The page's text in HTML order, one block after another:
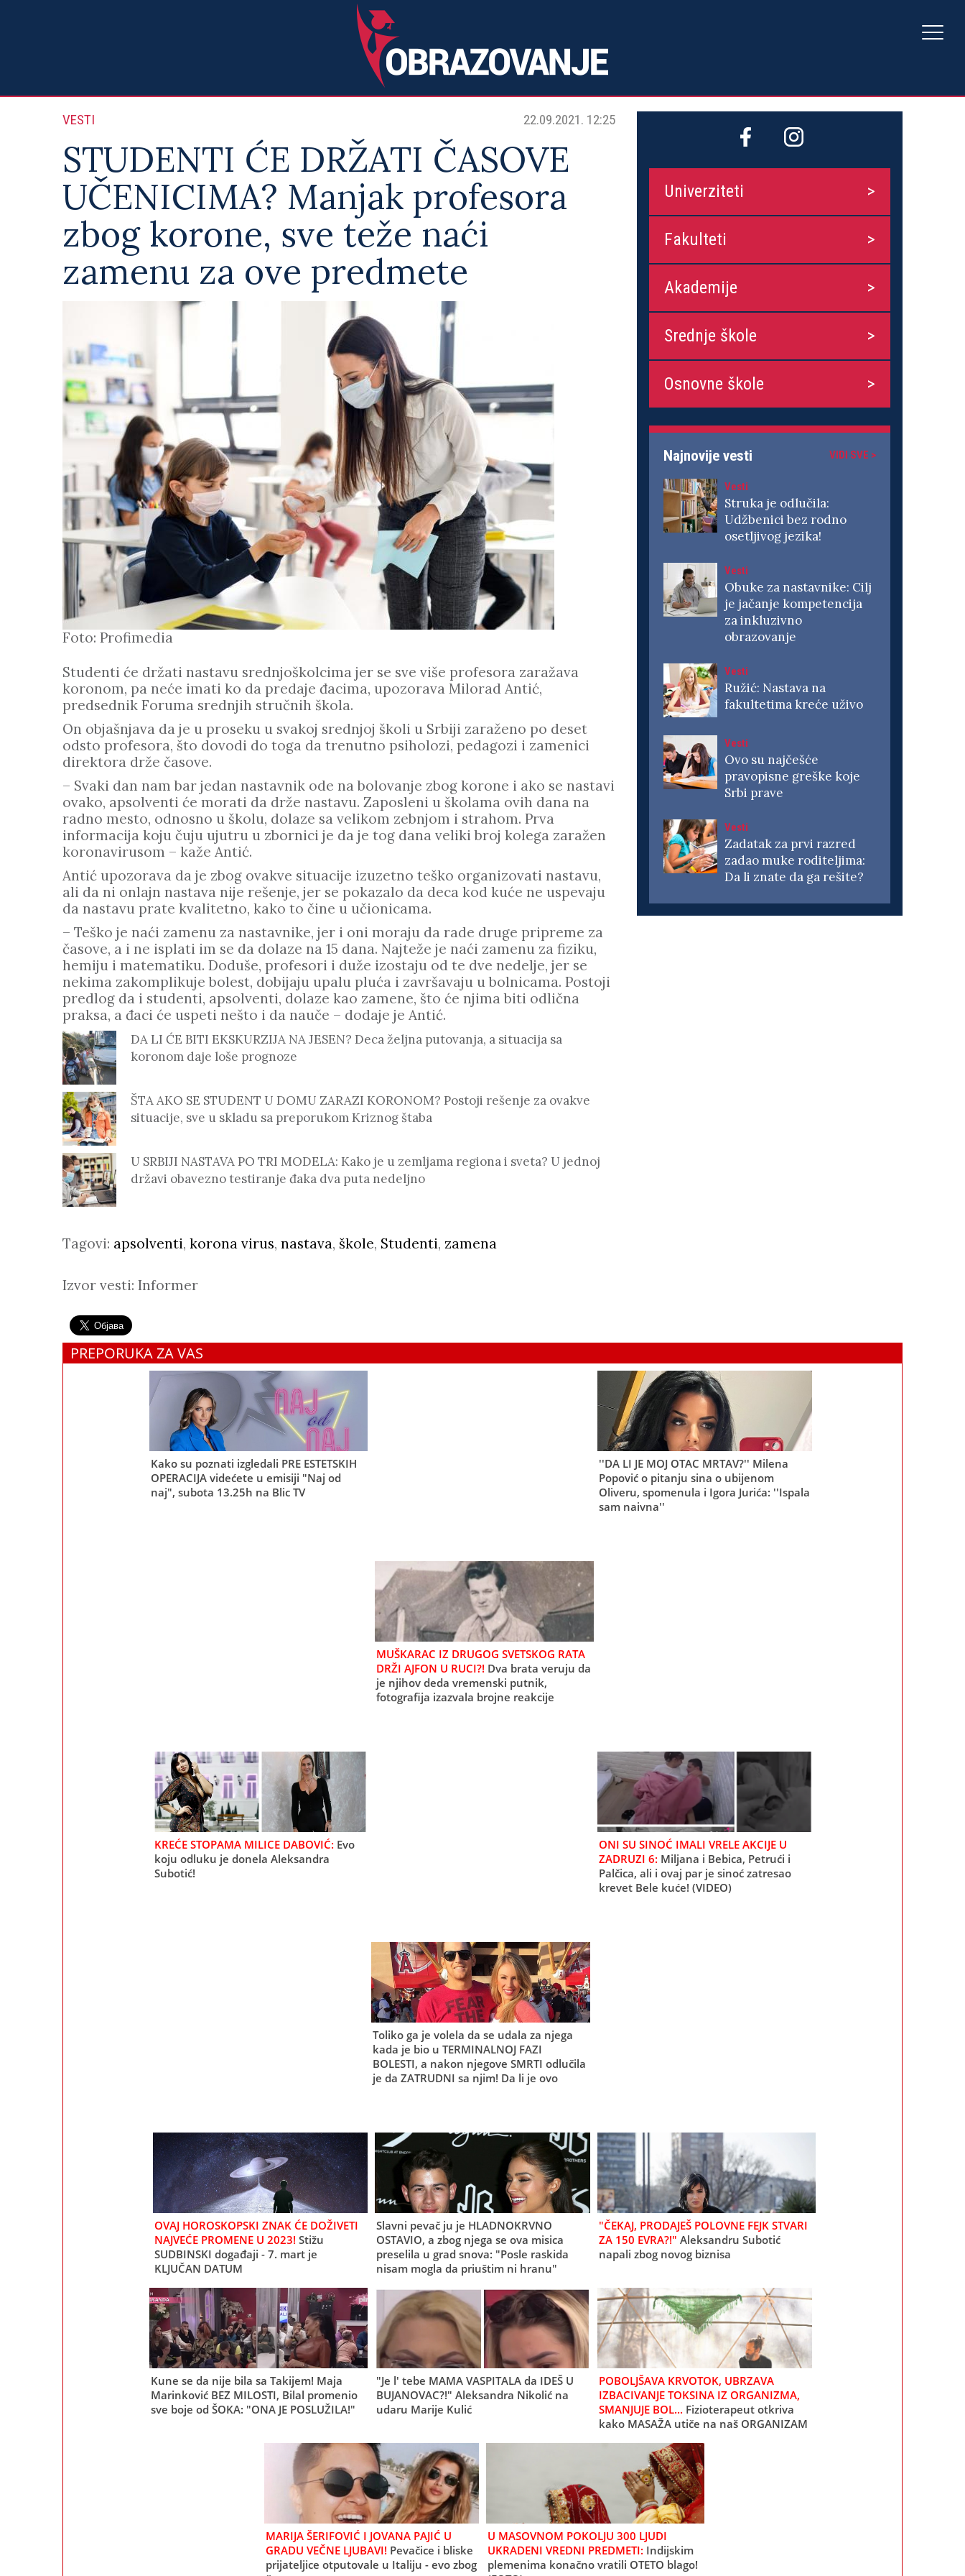
VESTI 22.09.2021. 12:25
STUDENTI ĆE DRŽATI ČASOVE
UČENICIMA? Manjak profesora
zbog korone, sve teže naći
zamenu za ove predmete
Foto: Profimedia
Studenti će držati nastavu srednjoškolcima jer se sve više profesora zaražava
koronom, pa neće imati ko da predaje đacima, upozorava Milorad Antić,
predsednik Foruma srednjih stručnih škola.
On objašnjava da je u proseku u svakoj srednjoj školi u Srbiji zaraženo po deset
odsto profesora, što dovodi do toga da trenutno psiholozi, pedagozi i zamenici
direktora drže časove.
– Svaki dan nam bar jedan nastavnik ode na bolovanje zbog korone i ako se nastavi
ovako, apsolventi će morati da drže nastavu. Zaposleni u školama ovih dana na
radno mesto, odnosno u školu, dolaze sa velikom zebnjom i strahom. Prva
informacija koju čuju ujutru u zbornici je da je tog dana veliki broj kolega zaražen
koronavirusom – kaže Antić.
Antić upozorava da je zbog ovakve situacije izuzetno teško organizovati nastavu,
ali da ni onlajn nastava nije rešenje, jer se pokazalo da deca kod kuće ne uspevaju
da nastavu prate kvalitetno, kako to čine u učionicama.
– Teško je naći zamenu za nastavnike, jer i oni moraju da rade druge pripreme za
časove, a i ne isplati im se da dolaze na 15 dana. Najteže je naći zamenu za fiziku,
hemiju i matematiku. Doduše, profesori i duže izostaju od te dve nedelje, jer se
nekima zakomplikuje bolest, dobijaju upalu pluća i završavaju u bolnicama. Postoji
predlog da i studenti, apsolventi, dolaze kao zamene, što će njima biti odlična
praksa, a đaci će uspeti nešto i da nauče – dodaje je Antić.
DA LI ĆE BITI EKSKURZIJA NA JESEN? Deca željna putovanja, a situacija sa
koronom daje loše prognoze
ŠTA AKO SE STUDENT U DOMU ZARAZI KORONOM? Postoji rešenje za ovakve
situacije, sve u skladu sa preporukom Kriznog štaba
U SRBIJI NASTAVA PO TRI MODELA: Kako je u zemljama regiona i sveta? U jednoj
državi obavezno testiranje đaka dva puta nedeljno
Tagovi: apsolventi, korona virus, nastava, škole, Studenti, zamena
Izvor vesti: Informer
Univerziteti
Fakulteti
Akademije
Srednje škole
Osnovne škole
Najnovije vesti VIDI SVE >
Vesti
Struka je odlučila:
Udžbenici bez rodno
osetljivog jezika!
Vesti
Obuke za nastavnike: Cilj
je jačanje kompetencija
za inkluzivno
obrazovanje
Vesti
Ružić: Nastava na
fakultetima kreće uživo
Vesti
Ovo su najčešće
pravopisne greške koje
Srbi prave
Vesti
Zadatak za prvi razred
zadao muke roditeljima:
Da li znate da ga rešite?
PREPORUKA ZA VAS
Kako su poznati izgledali PRE ESTETSKIH
OPERACIJA videćete u emisiji "Naj od
naj", subota 13.25h na Blic TV
''DA LI JE MOJ OTAC MRTAV?'' Milena
Popović o pitanju sina o ubijenom
Oliveru, spomenula i Igora Jurića: ''Ispala
sam naivna''
MUŠKARAC IZ DRUGOG SVETSKOG RATA
DRŽI AJFON U RUCI?! Dva brata veruju da
je njihov deda vremenski putnik,
fotografija izazvala brojne reakcije
KREĆE STOPAMA MILICE DABOVIĆ: Evo
koju odluku je donela Aleksandra
Subotić!
ONI SU SINOĆ IMALI VRELE AKCIJE U
ZADRUZI 6: Miljana i Bebica, Petrući i
Palčica, ali i ovaj par je sinoć zatresao
krevet Bele kuće! (VIDEO)
Toliko ga je volela da se udala za njega
kada je bio u TERMINALNOJ FAZI
BOLESTI, a nakon njegove SMRTI odlučila
je da ZATRUDNI sa njim! Da li je ovo
OVAJ HOROSKOPSKI ZNAK ĆE DOŽIVETI
NAJVEĆE PROMENE U 2023! Stižu
SUDBINSKI događaji - 7. mart je
KLJUČAN DATUM
Slavni pevač ju je HLADNOKRVNO
OSTAVIO, a zbog njega se ova misica
preselila u grad snova: "Posle raskida
nisam mogla da priuštim ni hranu"
"ČEKAJ, PRODAJEŠ POLOVNE FEJK STVARI
ZA 150 EVRA?!" Aleksandru Subotić
napali zbog novog biznisa
Kune se da nije bila sa Takijem! Maja
Marinković BEZ MILOSTI, Bilal promenio
sve boje od ŠOKA: "ONA JE POSLUŽILA!"
"Je l' tebe MAMA VASPITALA da IDEŠ U
BUJANOVAC?!" Aleksandra Nikolić na
udaru Marije Kulić
POBOLJŠAVA KRVOTOK, UBRZAVA
IZBACIVANJE TOKSINA IZ ORGANIZMA,
SMANJUJE BOL... Fizioterapeut otkriva
kako MASAŽA utiče na naš ORGANIZAM
MARIJA ŠERIFOVIĆ I JOVANA PAJIĆ U
GRADU VEČNE LJUBAVI! Pevačice i bliske
prijateljice otputovale u Italiju - evo zbog
U MASOVNOM POKOLJU 300 LJUDI
UKRADENI VREDNI PREDMETI: Indijskim
plemenima konačno vratili OTETO blago!